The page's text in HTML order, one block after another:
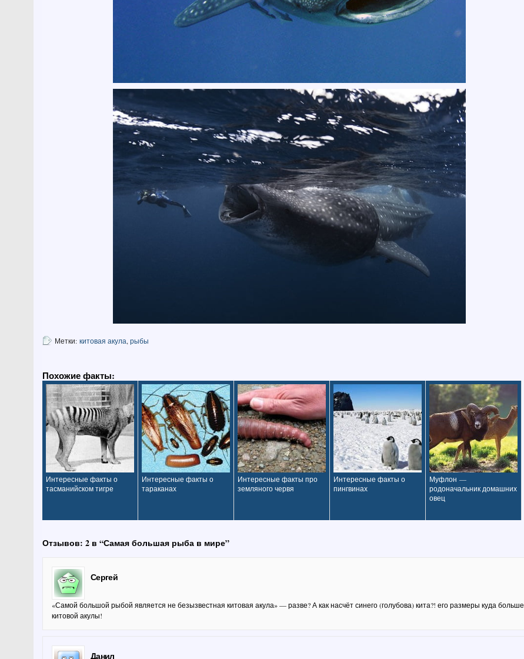
Метки: китовая акула, рыбы
Похожие факты:
Интересные факты о
тасманийском тигре
Интересные факты о
тараканах
Интересные факты про
земляного червя
Интересные факты о
пингвинах
Муфлон —
родоначальник домашних
овец
Отзывов: 2 в “Самая большая рыба в мире”
Сергей
«Самой большой рыбой является не безызвестная китовая акула» — разве? А как насчёт синего (голубова) кита?! его размеры куда больше
китовой акулы!
Данил